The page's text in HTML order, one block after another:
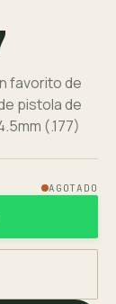
favorito de
pistola de
(.177)
AGOTADO